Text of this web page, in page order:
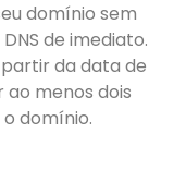
domínio sem
de imediato.
da data de
menos dois
domínio.